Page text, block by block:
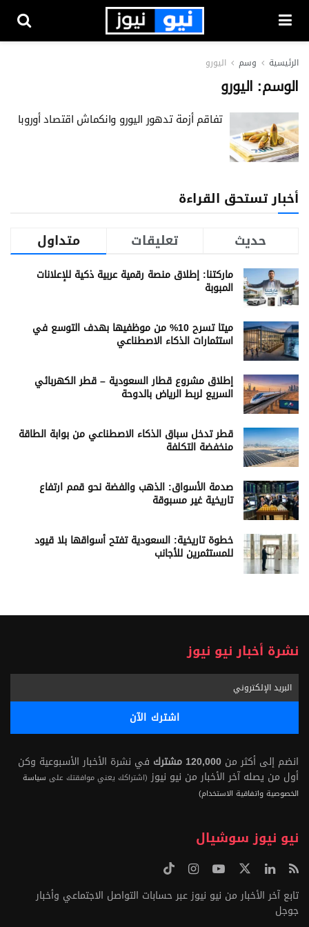
الرئيسية وسم اليورو
الوسم: اليورو
تفاقم أزمة تدهور اليورو وانكماش اقتصاد أوروبا
أخبار تستحق القراءة
متداول
تعليقات حديث
ماركتنا: إطلاق منصة رقمية عربية ذكية للإعلانات
المبوبة
ميتا تسرح 10% من موظفيها بهدف التوسع في
استثمارات الذكاء الاصطناعي
إطلاق مشروع قطار السعودية – قطر الكهربائي
السريع لربط الرياض بالدوحة
قطر تدخل سباق الذكاء الاصطناعي من بوابة الطاقة
منخفضة التكلفة
صدمة الأسواق: الذهب والفضة نحو قمم ارتفاع
تاريخية غير مسبوقة
خطوة تاريخية: السعودية تفتح أسواقها بلا قيود
للمستثمرين للأجانب
نشرة أخبار نيو نيوز
انضم إلى أكثر من 120,000 مشترك
في نشرة الأخبار الأسبوعية وكن
أول من يصله آخر الأخبار من نيو نيوز (اشتراكك يعني موافقتك على سياسة
الخصوصية واتفاقية الاستخدام)
نيو نيوز سوشيال
تابع آخر الأخبار من نيو نيوز عبر حسابات التواصل الاجتماعي وأخبار
جوجل